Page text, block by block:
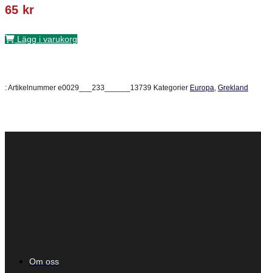
65 kr
Lägg i varukorg
:Artikelnummer e0029___233______13739 Kategorier Europa, Grekland
Om oss